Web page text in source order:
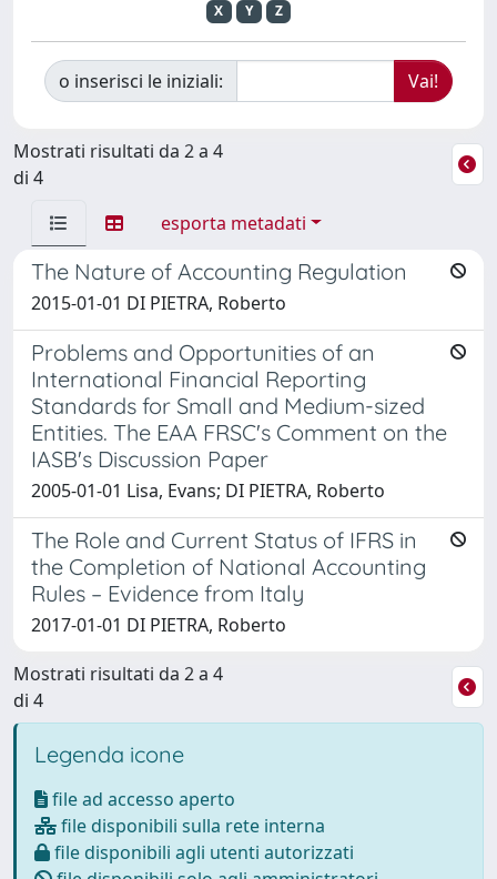
X
Y Z
o inserisci le iniziali:
Mostrati risultati da 2 a 4
di 4
esporta metadati
The Nature of Accounting Regulation
2015-01-01 DI PIETRA, Roberto
Problems and Opportunities of an
International Financial Reporting
Standards for Small and Medium-sized
Entities. The EAA FRSC's Comment on the
IASB's Discussion Paper
2005-01-01 Lisa, Evans; DI PIETRA, Roberto
The Role and Current Status of IFRS in
the Completion of National Accounting
Rules – Evidence from Italy
2017-01-01 DI PIETRA, Roberto
Mostrati risultati da 2 a 4
di 4
Legenda icone
file ad accesso aperto
file disponibili sulla rete interna
file disponibili agli utenti autorizzati